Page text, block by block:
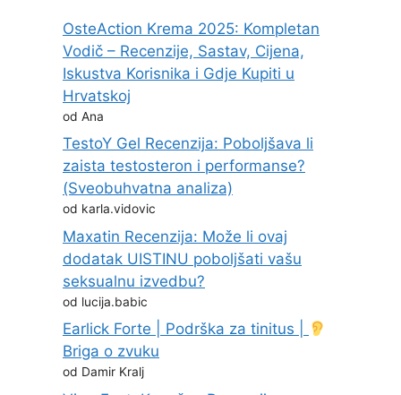
OsteAction Krema 2025: Kompletan
Vodič – Recenzije, Sastav, Cijena,
Iskustva Korisnika i Gdje Kupiti u
Hrvatskoj
od Ana
TestoY Gel Recenzija: Poboljšava li
zaista testosteron i performanse?
(Sveobuhvatna analiza)
od karla.vidovic
Maxatin Recenzija: Može li ovaj
dodatak UISTINU poboljšati vašu
seksualnu izvedbu?
od lucija.babic
Earlick Forte | Podrška za tinitus |
Briga o zvuku
od Damir Kralj